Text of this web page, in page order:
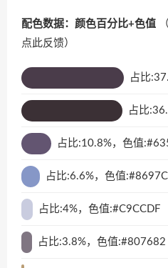
配色数据：颜色百分比+色值
点此反馈）
占比
占比
占比:10.8%，色值
占比:6.6%，色值
占比:4%，色值:#C9CCDF
占比:3.8%，色值:#807682